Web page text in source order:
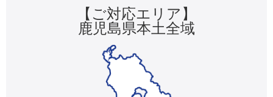
【ご対応エリア】
鹿児島県本土全域